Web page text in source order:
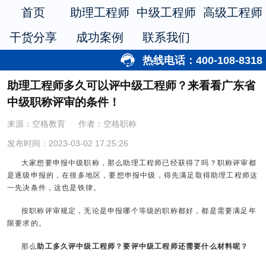
首页 助理工程师 中级工程师 高级工程师
干货分享
成功案例 联系我们
热线电话：400-108-8318
助理工程师多久可以评中级工程师？来看看广东省
中级职称评审的条件！
来源：空格教育 作者：空格职称
发布时间：2023-03-02 17:25:26
大家想要申报中级职称，那么助理工程师已经获得了吗？职称评审都
是逐级申报的，在很多地区，要想申报中级，得先满足取得助理工程师这
一先决条件，这也是铁律。
按职称评审规定，无论是申报哪个等级的职称都好，都是需要满足年
限要求的。
那么助工多久评中级工程师？要评中级工程师还需要什么材料呢？